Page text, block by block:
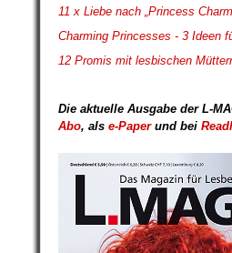
11 x Liebe nach „Princess
Charming Princesses - 3 Ideen
12 Promis mit lesbischen
Die aktuelle Ausgabe der L-
Abo, als e-Paper und bei